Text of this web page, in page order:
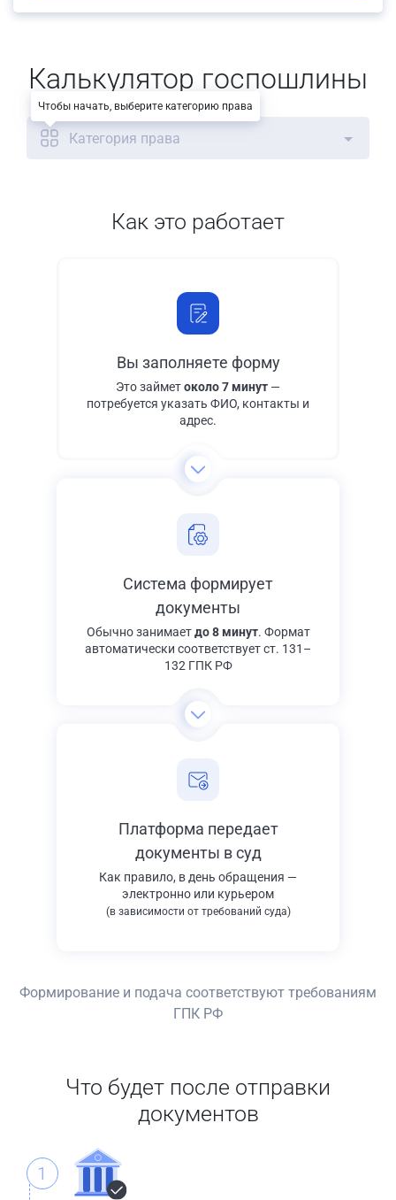
Калькулятор госпошлины
Категория права
Как это работает
Вы заполняете форму
Это займетоколо 7 минут —
потребуется указать ФИО, контакты и
адрес.
Система формирует
документы
Обычно занимаетдо 8 минут. Формат
автоматически соответствует ст. 131–
132 ГПК РФ
Платформа передает
документы в суд
Как правило, в день обращения —
электронно или курьером
(в зависимости от требований суда)
Формирование и подача соответствуют требованиям
ГПК РФ
Что будет после отправки
документов
1
Чтобы начать, выберите категорию права